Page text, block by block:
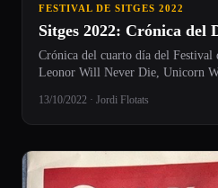
FESTIVAL DE SITGES 2022
Sitges 2022: Crónica del
Crónica del cuarto día del Festival
Leonor Will Never Die, Unicorn
13/10/2022 · Jordi Flotats